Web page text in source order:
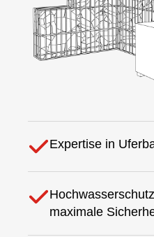
Expertise in
maximale